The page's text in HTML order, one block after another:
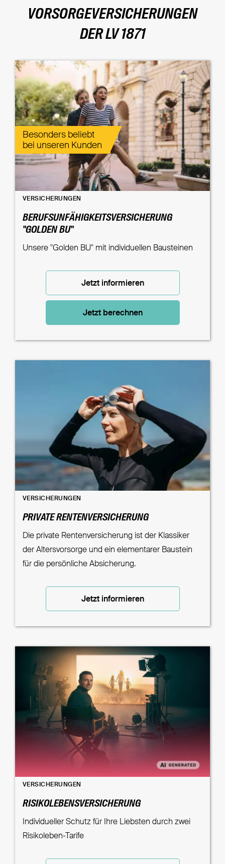
VORSORGEVERSICHERUNGEN
DER LV 1871
Besonders beliebt
bei unseren Kunden
VERSICHERUNGEN
BERUFSUNFÄHIGKEITSVERSICHERUNG
"GOLDEN BU"
Unsere "Golden BU" mit individuellen Bausteinen
Jetzt informieren
Jetzt berechnen
VERSICHERUNGEN
PRIVATE RENTENVERSICHERUNG
Die private Rentenversicherung ist der Klassiker
der Altersvorsorge und ein elementarer Baustein
für die persönliche Absicherung.
Jetzt informieren
VERSICHERUNGEN
RISIKOLEBENSVERSICHERUNG
Individueller Schutz für Ihre Liebsten durch zwei
Risikoleben-Tarife